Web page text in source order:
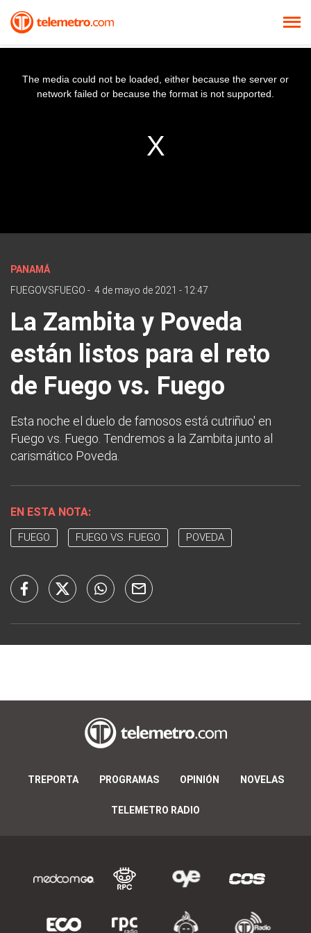
The media could not be loaded, either because the server or
network failed or because the format is not supported.
PANAMÁ
FUEGOVSFUEGO - 4 de mayo de 2021 - 12:47
La Zambita y Poveda
están listos para el reto
de Fuego vs. Fuego
Esta noche el duelo de famosos está cutriñuo' en
Fuego vs. Fuego. Tendremos a la Zambita junto al
carismático Poveda.
EN ESTA NOTA:
FUEGO FUEGO VS. FUEGO POVEDA
TREPORTA PROGRAMAS OPINIÓN NOVELAS
TELEMETRO RADIO